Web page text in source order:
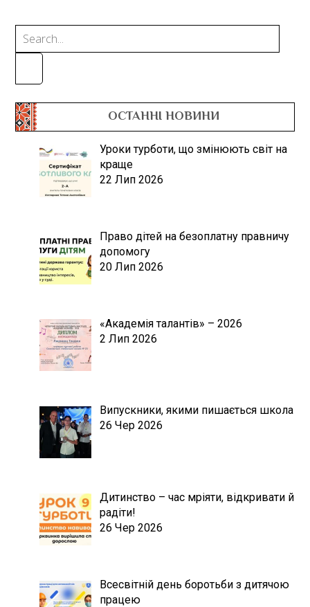
ОСТАННІ НОВИНИ
Уроки турботи, що змінюють світ на
краще
22 Лип 2026
Право дітей на безоплатну правничу
допомогу
20 Лип 2026
«Академія талантів» – 2026
2 Лип 2026
Випускники, якими пишається школа
26 Чер 2026
Дитинство – час мріяти, відкривати й
радіти!
26 Чер 2026
Всесвітній день боротьби з дитячою
працею